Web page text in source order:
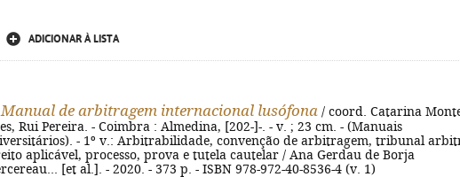
ADICIONAR À LISTA
Manual de arbitragem internacional lusófona / coord. Catarina
Rui Pereira. - Coimbra : Almedina, [202-]-. - v. ; 23 cm. - (Manuais
- 1º v.: Arbitrabilidade, convenção de arbitragem, tribunal
aplicável, processo, prova e tutela cautelar / Ana Gerdau de Borja
[et al.]. - 2020. - 373 p. - ISBN 978-972-40-8536-4 (v. 1)